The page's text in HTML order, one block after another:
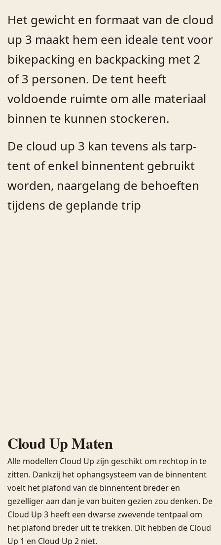
Het gewicht en formaat van de cloud
up 3 maakt hem een ideale tent voor
bikepacking en backpacking met 2
of 3 personen. De tent heeft
voldoende ruimte om alle materiaal
binnen te kunnen stockeren.
De cloud up 3 kan tevens als tarp-
tent of enkel binnentent gebruikt
worden, naargelang de behoeften
tijdens de geplande trip
Cloud Up Maten
Alle modellen Cloud Up zijn geschikt om rechtop in te
zitten. Dankzij het ophangsysteem van de binnentent
voelt het plafond van de binnentent breder en
gezelliger aan dan je van buiten gezien zou denken. De
Cloud Up 3 heeft een dwarse zwevende tentpaal om
het plafond breder uit te trekken. Dit hebben de Cloud
Up 1 en Cloud Up 2 niet.